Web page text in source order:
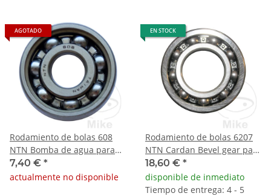
AGOTADO
Rodamiento de bolas 608
NTN Bomba de agua para
Italjet Dragster 50 # 1998-
2003
7,40 € *
actualmente no disponible
EN STOCK
Rodamiento de bolas 6207
NTN Cardan Bevel gear para
BMW R 51 /2 51 /3 R 67 /3
1950-1956
18,60 € *
disponible de inmediato
Tiempo de entrega: 4 - 5